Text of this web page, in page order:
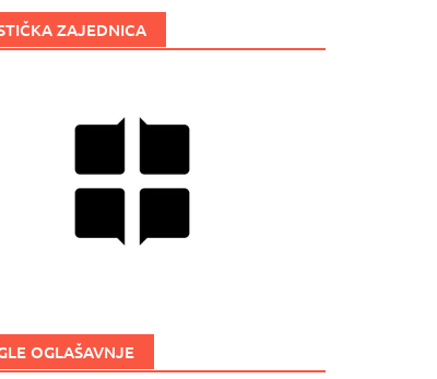
ZAJEDNICA
OGLAŠAVNJE